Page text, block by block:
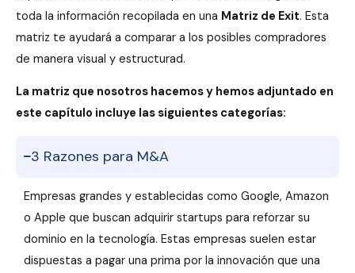
toda la información recopilada en una Matriz de Exit. Esta
matriz te ayudará a comparar a los posibles compradores
de manera visual y estructurad.
La matriz que nosotros hacemos y hemos adjuntado en
este capítulo incluye las siguientes categorías:
3 Razones para M&A
Empresas grandes y establecidas como Google, Amazon
o Apple que buscan adquirir startups para reforzar su
dominio en la tecnología. Estas empresas suelen estar
dispuestas a pagar una prima por la innovación que una